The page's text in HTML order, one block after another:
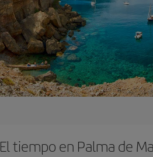
El tiempo en Palma de